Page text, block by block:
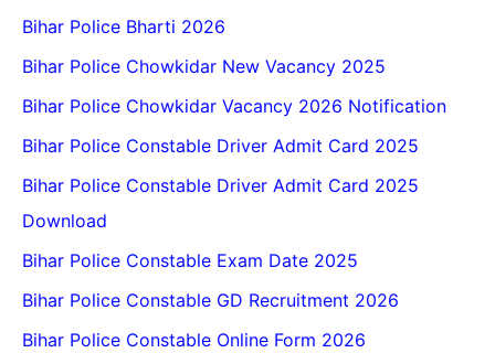
Bihar Police Bharti 2026
Bihar Police Chowkidar New Vacancy 2025
Bihar Police Chowkidar Vacancy 2026 Notification
Bihar Police Constable Driver Admit Card 2025
Bihar Police Constable Driver Admit Card 2025
Download
Bihar Police Constable Exam Date 2025
Bihar Police Constable GD Recruitment 2026
Bihar Police Constable Online Form 2026